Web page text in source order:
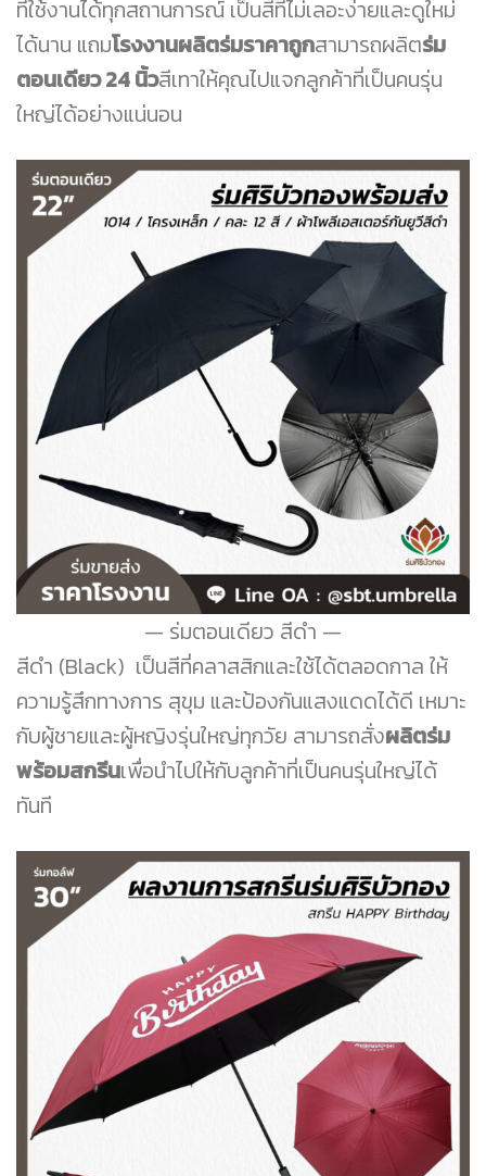
ที่ใช้งานได้ทุกสถานการณ์ เป็นสีที่ไม่เลอะง่ายและดูใหม่
ได้นาน แถมโรงงานผลิตร่มราคาถูกสามารถผลิตร่ม
ตอนเดียว 24 นิ้วสีเทาให้คุณไปแจกลูกค้าที่เป็นคนรุ่น
ใหญ่ได้อย่างแน่นอน
ร่มตอนเดียว สีดำ
สีดำ (Black) เป็นสีที่คลาสสิกและใช้ได้ตลอดกาล ให้
ความรู้สึกทางการ สุขุม และป้องกันแสงแดดได้ดี เหมาะ
กับผู้ชายและผู้หญิงรุ่นใหญ่ทุกวัย สามารถสั่งผลิตร่ม
พร้อมสกรีนเพื่อนำไปให้กับลูกค้าที่เป็นคนรุ่นใหญ่ได้
ทันที